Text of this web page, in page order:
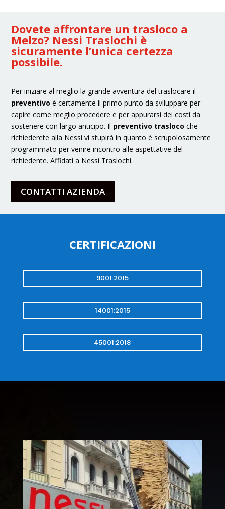
Dovete affrontare un trasloco a
Melzo? Nessi Traslochi è
sicuramente l’unica certezza
possibile.
Per iniziare al meglio la grande avventura del traslocare il
preventivo è certamente il primo punto da sviluppare per
capire come meglio procedere e per appurarsi dei costi da
sostenere con largo anticipo. Il preventivo trasloco che
richiederete alla Nessi vi stupirà in quanto è scrupolosamente
programmato per venire incontro alle aspettative del
richiedente. Affidati a Nessi Traslochi.
CONTATTI AZIENDA
CERTIFICAZIONI
9001:2015
14001:2015
45001:2018